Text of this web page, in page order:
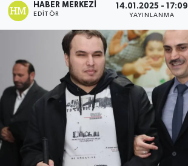
HABER MERKEZI
EDITÖR
14.01.2025 - 17:09
YAYINLANMA